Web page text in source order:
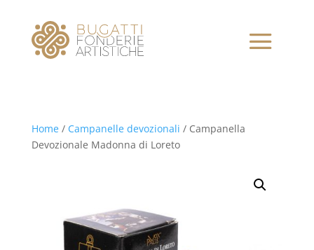
Home/ Campanelle devozionali / Campanella
Devozionale Madonna di Loreto